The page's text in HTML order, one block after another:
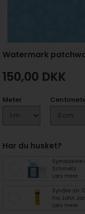
Watermark
150,00 DKK
Meter
Har du husket?
Schmetz
Læs mere
Synåle str
fra John
Læs mere